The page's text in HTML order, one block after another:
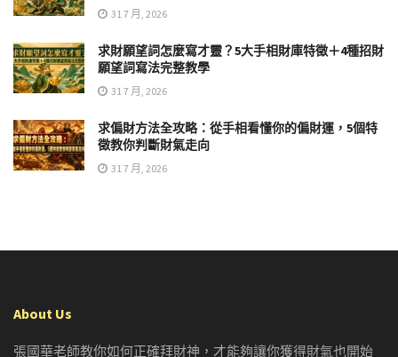
31 7 月, 2026
求財願望詞怎麼寫才靈？5大手相財庫特徵＋4種招財
願望詞寫法完整教學
31 7 月, 2026
求偏財方法全攻略：從手相看懂你的偏財運，5個特
徵教你判斷財氣走向
31 7 月, 2026
About Us
張國華老師教你如何正確拜財神，才能夠讓你獲得財氣也開始